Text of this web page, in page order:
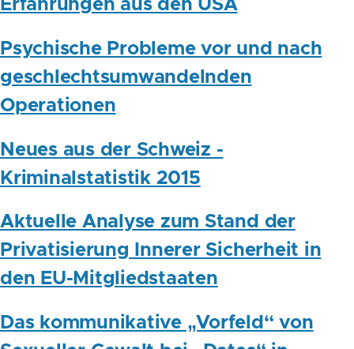
Erfahrungen aus den USA
Psychische Probleme vor und nach
geschlechtsumwandelnden
Operationen
Neues aus der Schweiz -
Kriminalstatistik 2015
Aktuelle Analyse zum Stand der
Privatisierung Innerer Sicherheit in
den EU-Mitgliedstaaten
Das kommunikative „Vorfeld“ von